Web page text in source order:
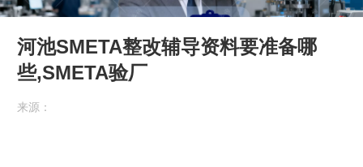
河池SMETA整改辅导资料要准备哪
些,SMETA验厂
来源：